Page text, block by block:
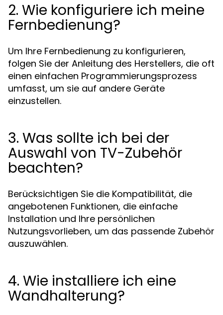
2. Wie konfiguriere ich meine
Fernbedienung?
Um Ihre Fernbedienung zu konfigurieren,
folgen Sie der Anleitung des Herstellers, die oft
einen einfachen Programmierungsprozess
umfasst, um sie auf andere Geräte
einzustellen.
3. Was sollte ich bei der
Auswahl von TV-Zubehör
beachten?
Berücksichtigen Sie die Kompatibilität, die
angebotenen Funktionen, die einfache
Installation und Ihre persönlichen
Nutzungsvorlieben, um das passende Zubehör
auszuwählen.
4. Wie installiere ich eine
Wandhalterung?